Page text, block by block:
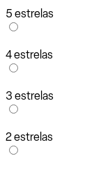
5 estrelas
4 estrelas
3 estrelas
2 estrelas